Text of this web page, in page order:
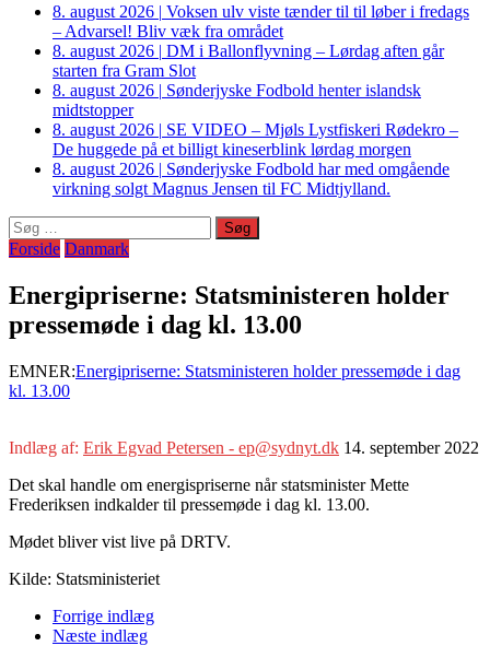
8. august 2026 | Voksen ulv viste tænder til til løber i fredags
– Advarsel! Bliv væk fra området
8. august 2026 | DM i Ballonflyvning – Lørdag aften går
starten fra Gram Slot
8. august 2026 | Sønderjyske Fodbold henter islandsk
midtstopper
8. august 2026 | SE VIDEO – Mjøls Lystfiskeri Rødekro –
De huggede på et billigt kineserblink lørdag morgen
8. august 2026 | Sønderjyske Fodbold har med omgående
virkning solgt Magnus Jensen til FC Midtjylland.
Søg
efter:
Forside Danmark
Energipriserne: Statsministeren holder
pressemøde i dag kl. 13.00
EMNER:Energipriserne: Statsministeren holder pressemøde i dag
kl. 13.00
Indlæg af: Erik Egvad Petersen - ep@sydnyt.dk 14. september 2022
Det skal handle om energispriserne når statsminister Mette
Frederiksen indkalder til pressemøde i dag kl. 13.00.
Mødet bliver vist live på DRTV.
Kilde: Statsministeriet
Forrige indlæg
Næste indlæg